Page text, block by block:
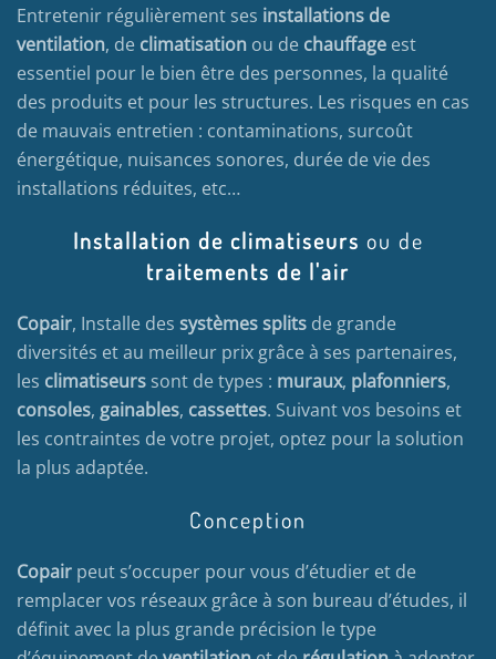
Entretenir régulièrement ses installations de
ventilation, de climatisation ou de chauffage est
essentiel pour le bien être des personnes, la qualité
des produits et pour les structures. Les risques en cas
de mauvais entretien : contaminations, surcoût
énergétique, nuisances sonores, durée de vie des
installations réduites, etc…
Installation de climatiseurs ou de
traitements de l'air
Copair, Installe des systèmes splits de grande
diversités et au meilleur prix grâce à ses partenaires,
les climatiseurs sont de types : muraux, plafonniers,
consoles, gainables, cassettes. Suivant vos besoins et
les contraintes de votre projet, optez pour la solution
la plus adaptée.
Conception
Copair peut s’occuper pour vous d’étudier et de
remplacer vos réseaux grâce à son bureau d’études, il
définit avec la plus grande précision le type